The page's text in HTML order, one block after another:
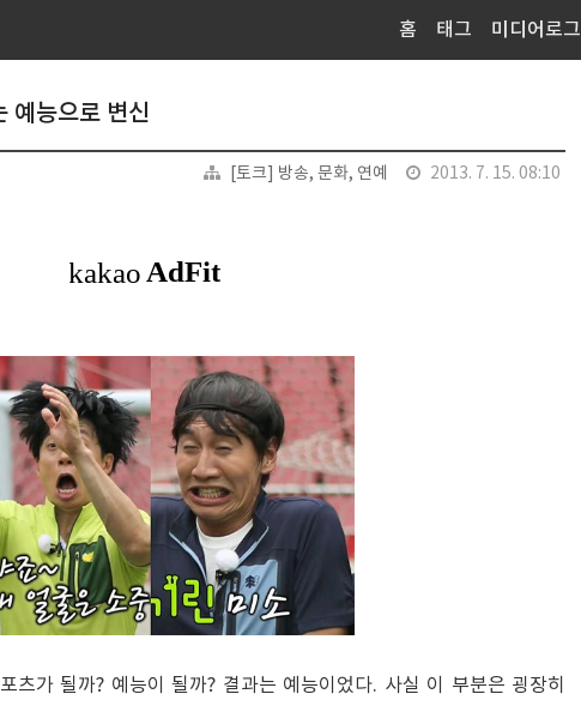
홈 태그 미디어로그
예능으로 변신
[토크] 방송, 문화, 연예 2013. 7. 15. 08:10
츠가 될까? 예능이 될까? 결과는 예능이었다. 사실 이 부분은 굉장히